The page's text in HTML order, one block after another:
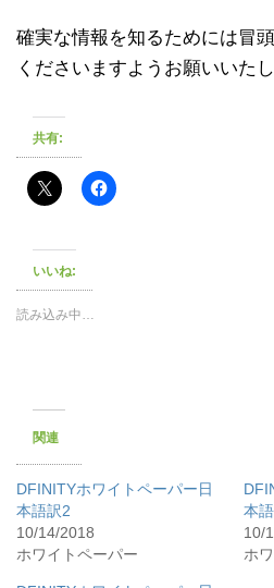
確実な情報を知るためには冒
くださいますようお願いいたし
共有:
いいね:
読み込み中…
関連
DFINITYホワイトペーパー日
本語訳2
10/14/2018
ホワイトペーパー
本
10/
ホ